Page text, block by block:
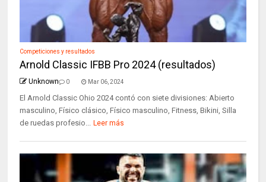
Competiciones y resultados
Arnold Classic IFBB Pro 2024 (resultados)
Unknown 0 Mar 06, 2024
El Arnold Classic Ohio 2024 contó con siete divisiones: Abierto
masculino, Físico clásico, Físico masculino, Fitness, Bikini, Silla
de ruedas profesio...
Leer más